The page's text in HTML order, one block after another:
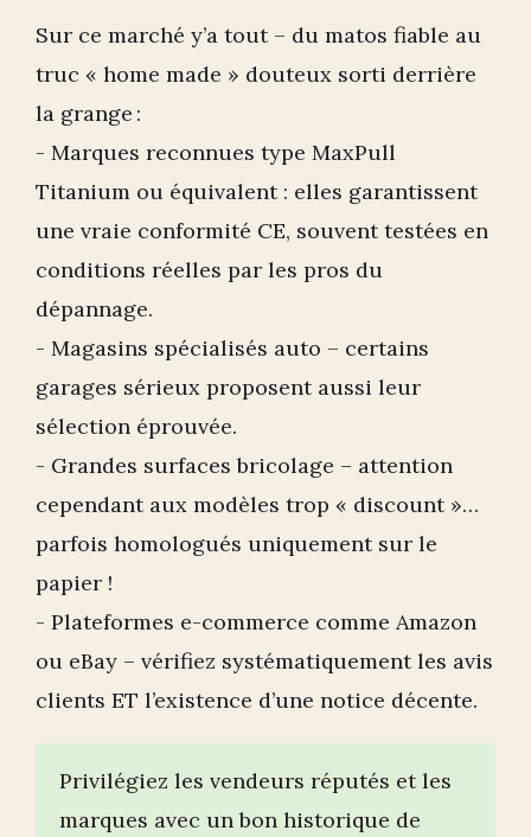
Sur ce marché y’a tout – du matos fiable au
truc « home made » douteux sorti derrière
la grange :
- Marques reconnues type MaxPull
Titanium ou équivalent : elles garantissent
une vraie conformité CE, souvent testées en
conditions réelles par les pros du
dépannage.
- Magasins spécialisés auto – certains
garages sérieux proposent aussi leur
sélection éprouvée.
- Grandes surfaces bricolage – attention
cependant aux modèles trop « discount »…
parfois homologués uniquement sur le
papier !
- Plateformes e-commerce comme Amazon
ou eBay – vérifiez systématiquement les avis
clients ET l’existence d’une notice décente.
Privilégiez les vendeurs réputés et les
marques avec un bon historique de